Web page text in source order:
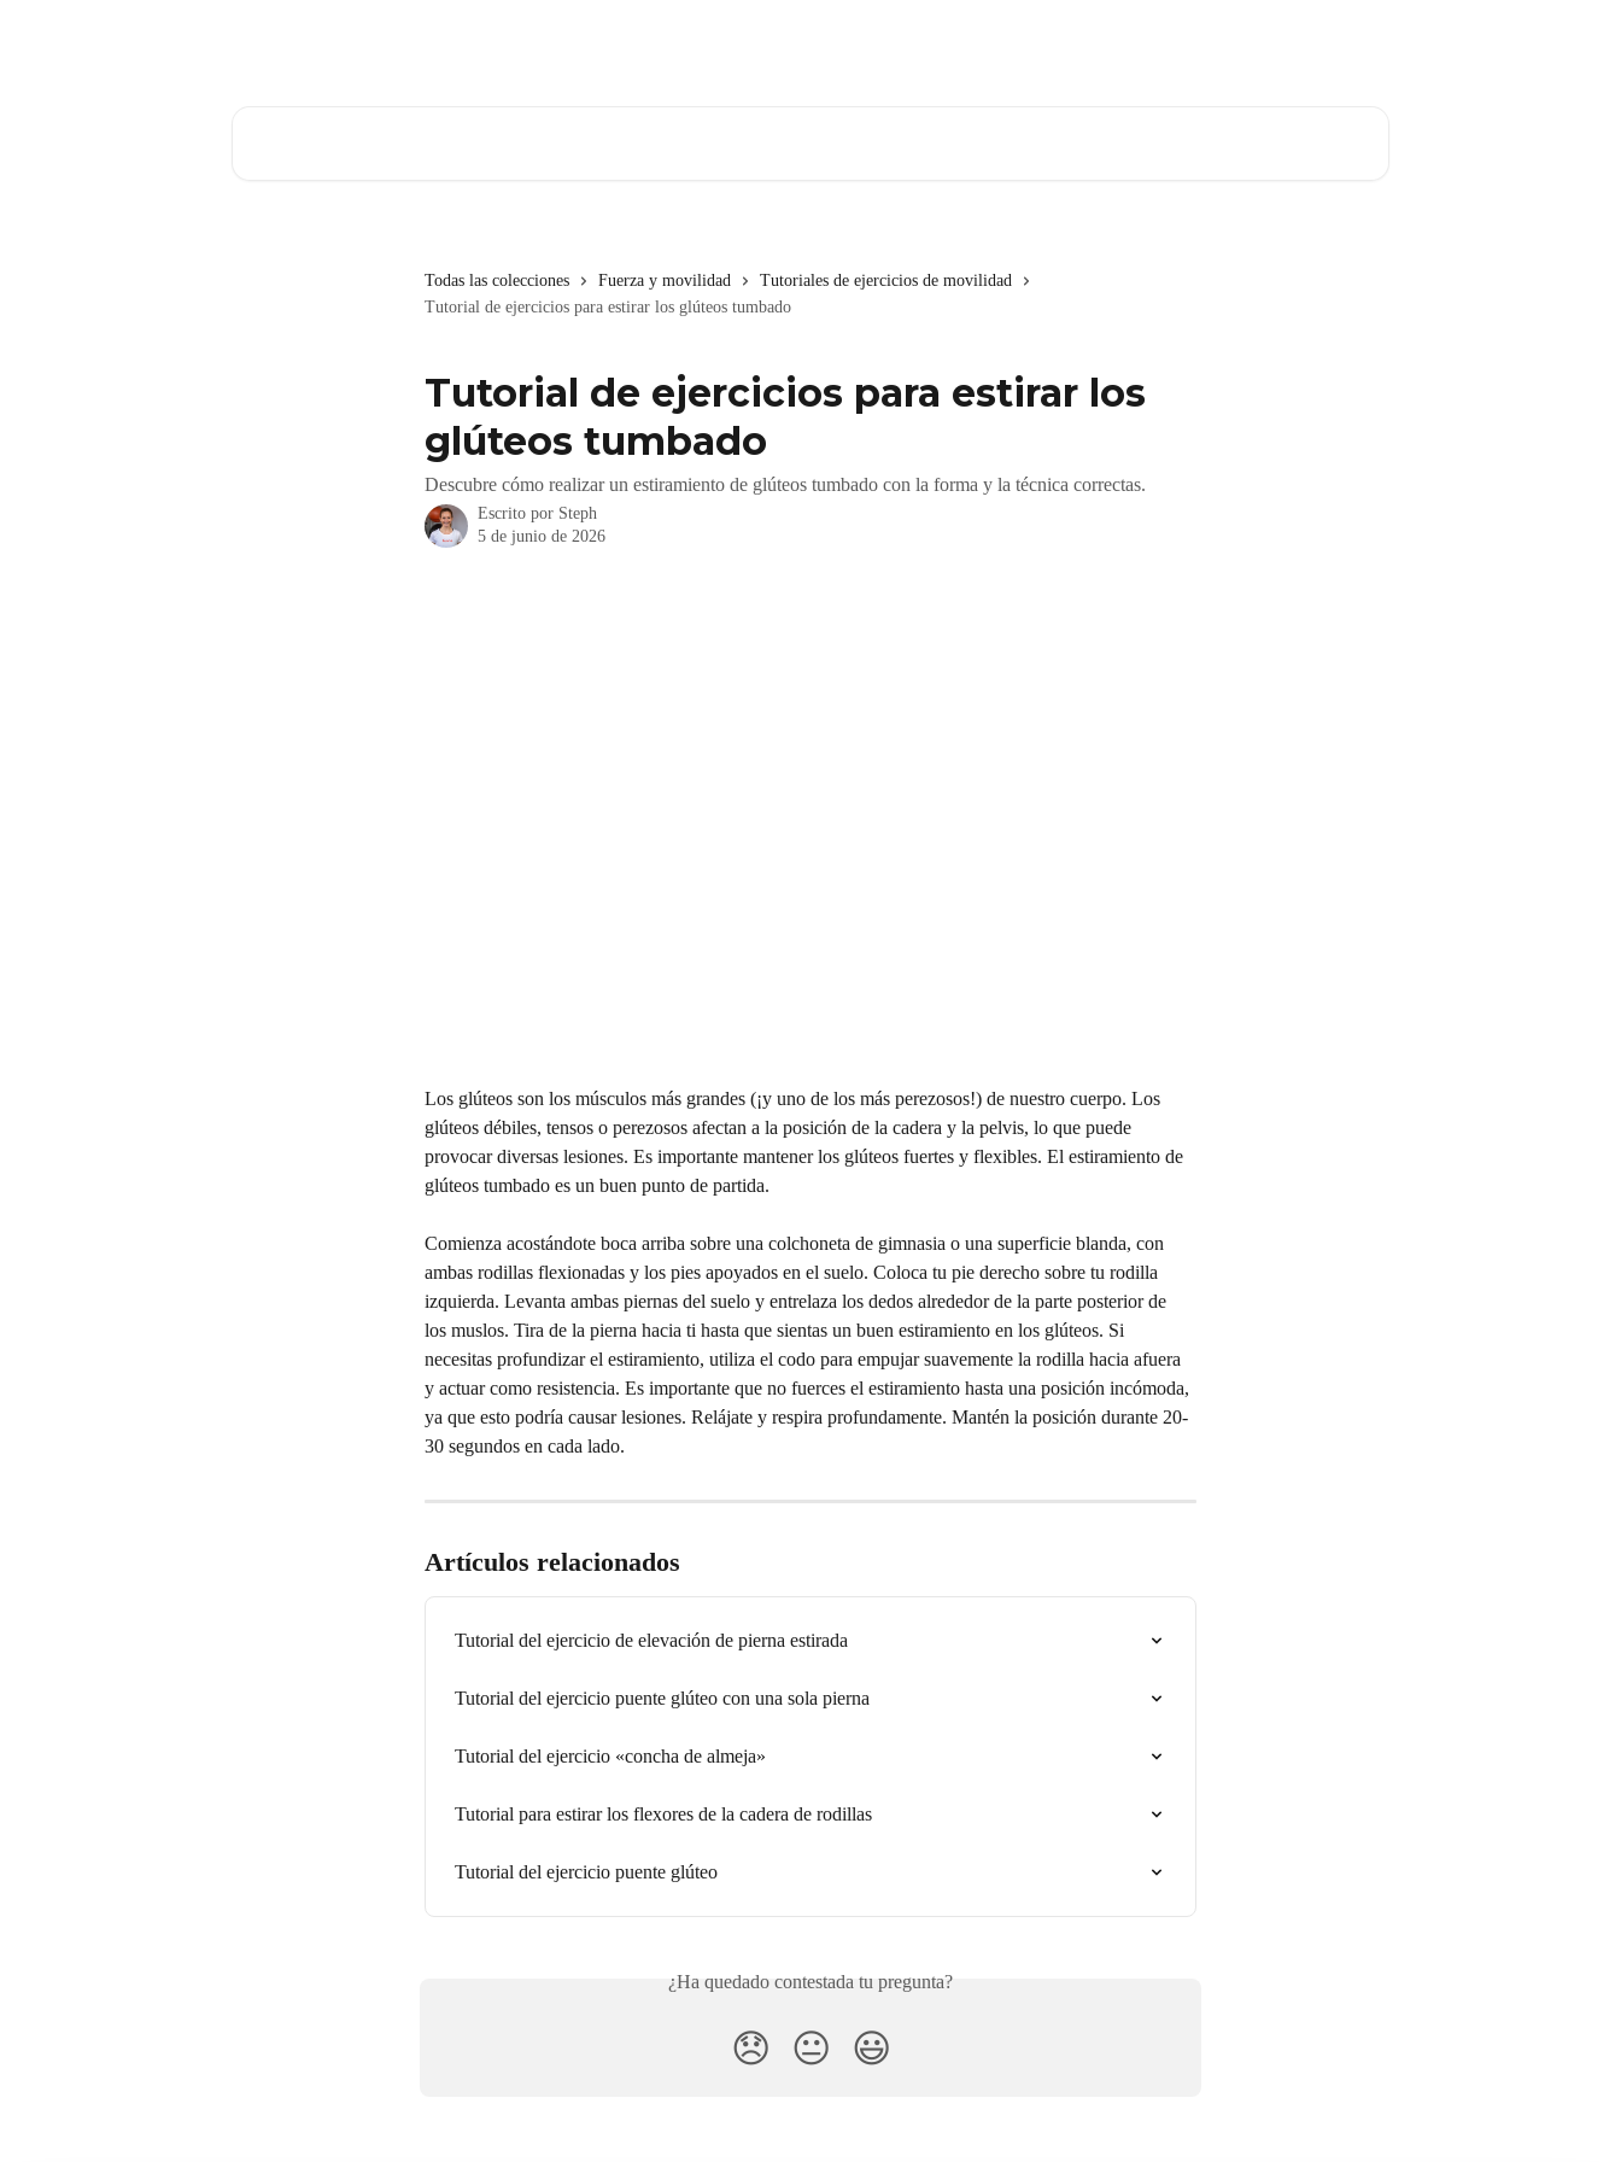
Todas las colecciones Fuerza y movilidad
Tutoriales de ejercicios de movilidad
Tutorial de ejercicios para estirar los glúteos tumbado
Tutorial de ejercicios para estirar los
glúteos tumbado
Descubre cómo realizar un estiramiento de glúteos tumbado con la forma y la técnica correctas.
Escrito por Steph
5 de junio de 2026
Los glúteos son los músculos más grandes (¡y uno de los más perezosos!) de nuestro cuerpo. Los
glúteos débiles, tensos o perezosos afectan a la posición de la cadera y la pelvis, lo que puede
provocar diversas lesiones. Es importante mantener los glúteos fuertes y flexibles. El estiramiento de
glúteos tumbado es un buen punto de partida.
Comienza acostándote boca arriba sobre una colchoneta de gimnasia o una superficie blanda, con
ambas rodillas flexionadas y los pies apoyados en el suelo. Coloca tu pie derecho sobre tu rodilla
izquierda. Levanta ambas piernas del suelo y entrelaza los dedos alrededor de la parte posterior de
los muslos. Tira de la pierna hacia ti hasta que sientas un buen estiramiento en los glúteos. Si
necesitas profundizar el estiramiento, utiliza el codo para empujar suavemente la rodilla hacia afuera
y actuar como resistencia. Es importante que no fuerces el estiramiento hasta una posición incómoda,
ya que esto podría causar lesiones. Relájate y respira profundamente. Mantén la posición durante 20-
30 segundos en cada lado.
Artículos relacionados
Tutorial del ejercicio de elevación de pierna estirada
Tutorial del ejercicio puente glúteo con una sola pierna
Tutorial del ejercicio «concha de almeja»
Tutorial para estirar los flexores de la cadera de rodillas
Tutorial del ejercicio puente glúteo
¿Ha quedado contestada tu pregunta?
😞 😐 😃